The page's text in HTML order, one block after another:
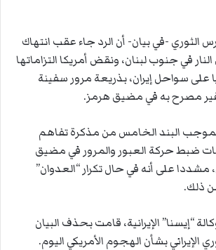
الثوري -في بيان- أن الرد جاء عقب انتهاك
في جنوب لبنان، ونقض أمريكا التزاماتها
سواحل إيران، بذريعة مرور سفينة
مصرح به في مضيق هرمز.
بموجب البند الخامس من مذكرة تفاهم
ضبط حركة العبور والمرور في مضيق
مشددا على أنه في حال تكرار “العدوان”
ذلك.
“إيسنا” الإيرانية، قامت بحذف البيان
الإيراني بشأن الهجوم الأمريكي اليوم.